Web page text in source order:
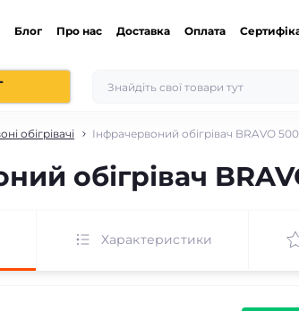
Блог Про нас Доставка Оплата
обігрівачі Інфрачервоний обігрівач BRAVO
обігрівач
Характеристики